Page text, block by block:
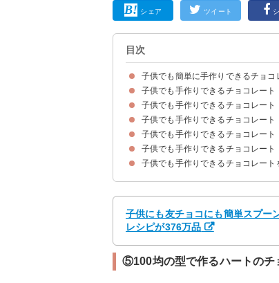
シェア ツイート
目次
子供でも簡単に手作りできるチョ
子供でも手作りできるチョコレー
①100均のアルミカップに流すだけの
②型に流すだけのビスケットチョコレ
③子供でも作れる型抜きチョコレート
④100均の材料で作るスプーンチョコレ
⑤100均の型で作るハートのチョコレ
⑥おしゃれなマンディアン
⑦ピンクチョコレートのパレット
子供でも手作りできるチョコレー
①バレンタインに最適なチョコチャン
②ホットケーキミックスで作るチョコ
③濃厚チョコレートクッキー
④子供に人気のチョコチップクッキー
⑤しっとり生チョコレートクッキー
⑥マシュマロで作るチョコレートクッ
子供でも手作りできるチョコレー
①簡単に作れるチョコレートマフィン
②チョコチップの簡単マフィン
③オーブンを使わないで作るガトーシ
④おやつにもおすすめなチョコレート
⑤マシュマロの簡単チョコレートケーキ
⑥マフィンカップのガトーショコラ
⑦板チョコのバナナパウンドケーキ
子供でも手作りできるチョコレー
①ロータスビスケットのチョコブラウ
②アレンジ自在のチョコレートブラウ
③一口サイズの簡単ブラウニー
④スティックチョコレートブラウニー
⑤おしゃれなオレオブラウニー
⑥ミニカップのチョコレートブラウニー
⑦バレンタインに最適なブラウニーバー
子供でも手作りできるチョコレー
①2つの材料で作れる簡単チョコクラン
②レンジで作れる簡単生チョコ
③混ぜて丸めるだけの簡単トリュフ
④おやつにも最適な濃厚チョコレート
⑤おしゃれでかわいいロリポップ
⑥簡単生チョコタルト
子供でも手作りできるチョコレート
子供にも友チョコにも簡単スプー
レシピが376万品
⑤100均の型で作るハートのチ